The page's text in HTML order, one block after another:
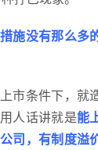
施没有那么多
市条件下，就
人话讲就是能
司，有制度溢